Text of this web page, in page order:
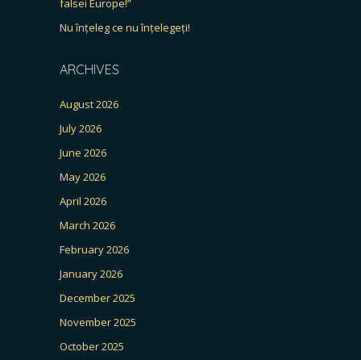
falsei Europe!”
Nu înțeleg ce nu înțelegeți!
ARCHIVES
August 2026
July 2026
June 2026
May 2026
April 2026
March 2026
February 2026
January 2026
December 2025
November 2025
October 2025